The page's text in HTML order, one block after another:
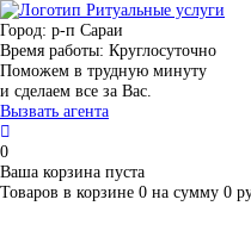
Город: р-п Сараи
Время работы: Круглосуточно
Поможем в трудную минуту
и сделаем все за Вас.
Вызвать агента
0
Ваша корзина пуста
Товаров в корзине 0 на сумму 0